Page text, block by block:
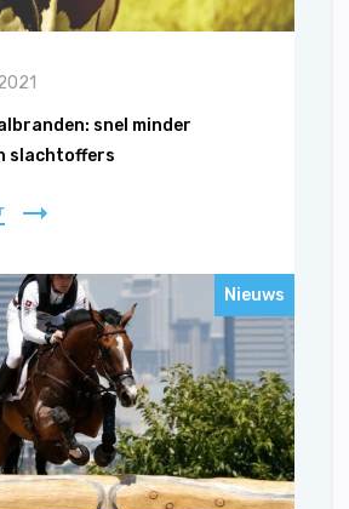
snel minder
slachtoffers
Nieuws